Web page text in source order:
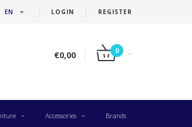
LOGIN REGISTER
EN
€0,00 0
Accessories Brands